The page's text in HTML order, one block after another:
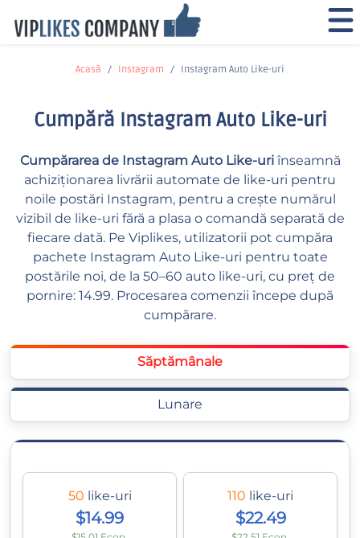
Acasă Instagram Instagram Auto Like-uri
Cumpără Instagram Auto Like-uri
Cumpărarea de Instagram Auto Like-uriînseamnă
achiziționarea livrării automate de like-uri pentru
noile postări Instagram, pentru a crește numărul
vizibil de like-uri fără a plasa o comandă separată de
fiecare dată. Pe Viplikes, utilizatorii pot cumpăra
pachete Instagram Auto Like-uri pentru toate
postările noi, de la 50–60 auto like-uri, cu preț de
pornire: 14.99. Procesarea comenzii începe după
cumpărare.
Săptămânale
Lunare
50 like-uri
$14.99
110 like-uri
$22.49